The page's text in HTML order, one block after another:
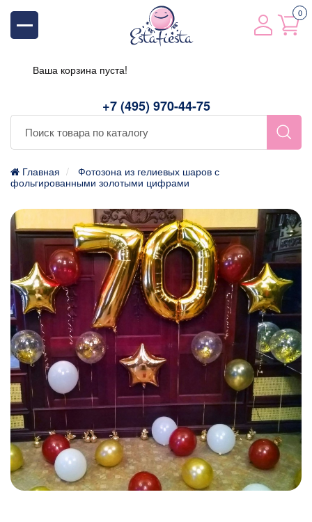
+7 (495) 970-44-75
0
Ваша корзина пуста!
Главная
Фотозона из гелиевых шаров с
фольгированными золотыми цифрами